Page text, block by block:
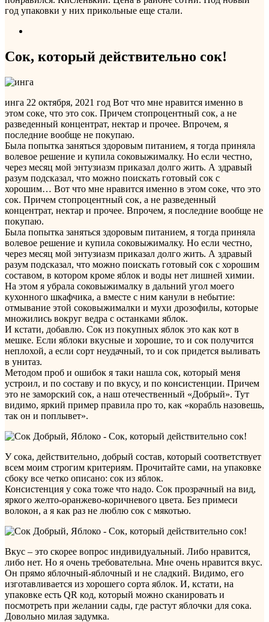
год упаковки у них прикольные еще стали.
Сок, который действительно сок!
инга 22 октября, 2021 год Вот что мне нравится именно в
этом соке, что это сок. Причем стопроцентный сок, а не
разведенный концентрат, нектар и прочее. Впрочем, я
последние вообще не покупаю.
Была попытка заняться здоровым питанием, я тогда приняла
волевое решение и купила соковыжималку. Но если честно,
через месяц мой энтузиазм приказал долго жить. А здравый
разум подсказал, что можно поискать готовый сок с
хорошим… Вот что мне нравится именно в этом соке, что это
сок. Причем стопроцентный сок, а не разведенный
концентрат, нектар и прочее. Впрочем, я последние вообще не
покупаю.
Была попытка заняться здоровым питанием, я тогда приняла
волевое решение и купила соковыжималку. Но если честно,
через месяц мой энтузиазм приказал долго жить. А здравый
разум подсказал, что можно поискать готовый сок с хорошим
составом, в котором кроме яблок и воды нет лишней химии.
На этом я убрала соковыжималку в дальний угол моего
кухонного шкафчика, а вместе с ним канули в небытие:
отмывание этой соковыжималки и мухи дрозофилы, которые
множились вокруг ведра с останками яблок.
И кстати, добавлю. Сок из покупных яблок это как кот в
мешке. Если яблоки вкусные и хорошие, то и сок получится
неплохой, а если сорт неудачный, то и сок придется выливать
в унитаз.
Методом проб и ошибок я таки нашла сок, который меня
устроил, и по составу и по вкусу, и по консистенции. Причем
это не заморский сок, а наш отечественный «Добрый». Тут
видимо, яркий пример правила про то, как «корабль назовешь,
так он и поплывет».
У сока, действительно, добрый состав, который соответствует
всем моим строгим критериям. Прочитайте сами, на упаковке
сбоку все четко описано: сок из яблок.
Консистенция у сока тоже что надо. Сок прозрачный на вид,
яркого желто-оранжево-коричневого цвета. Без примеси
волокон, а я как раз не люблю сок с мякотью.
Вкус – это скорее вопрос индивидуальный. Либо нравится,
либо нет. Но я очень требовательна. Мне очень нравится вкус.
Он прямо яблочный-яблочный и не сладкий. Видимо, его
изготавливается из хорошего сорта яблок. И, кстати, на
упаковке есть QR код, который можно сканировать и
посмотреть при желании сады, где растут яблочки для сока.
Довольно милая задумка.